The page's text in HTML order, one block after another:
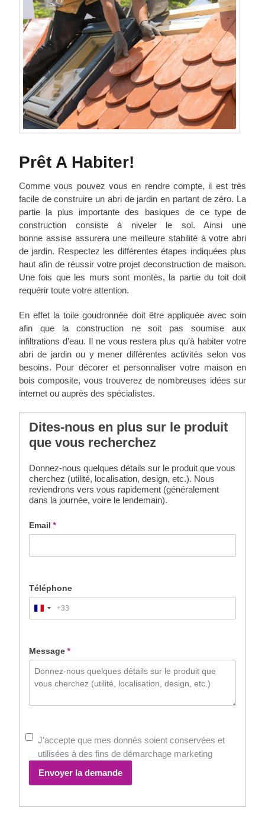
Prêt A Habiter!
Comme vous pouvez vous en rendre compte, il est très
facile de construire un abri de jardin en partant de zéro. La
partie la plus importante des basiques de ce type de
construction consiste à niveler le sol. Ainsi une
bonne assise assurera une meilleure stabilité à votre abri
de jardin. Respectez les différentes étapes indiquées plus
haut afin de réussir votre projet deconstruction de maison.
Une fois que les murs sont montés, la partie du toit doit
requérir toute votre attention.
En effet la toile goudronnée doit être appliquée avec soin
afin que la construction ne soit pas soumise aux
infiltrations d’eau. Il ne vous restera plus qu’à habiter votre
abri de jardin ou y mener différentes activités selon vos
besoins. Pour décorer et personnaliser votre maison en
bois composite, vous trouverez de nombreuses idées sur
internet ou auprès des spécialistes.
Dites-nous en plus sur le produit
que vous recherchez
Donnez-nous quelques détails sur le produit que vous
cherchez (utilité, localisation, design, etc.). Nous
reviendrons vers vous rapidement (généralement
dans la journée, voire le lendemain).
Email *
Téléphone
France
+33
+33
Message*
J'accepte que mes donnés soient conservées et
utilisées à des fins de démarchage marketing
Envoyer la demande